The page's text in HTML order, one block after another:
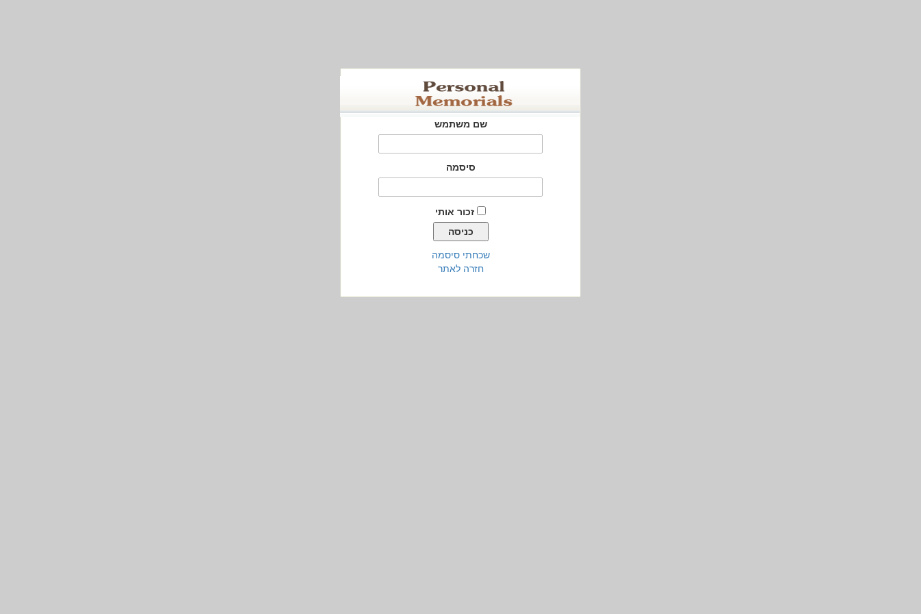
שם משתמש
סיסמה
זכור אותי
שכחתי סיסמה
חזרה לאתר